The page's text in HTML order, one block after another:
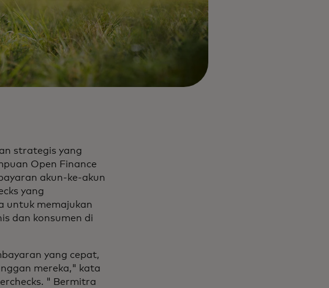
strategis yang
Open Finance
akun-ke-akun
yang
untuk memajukan
dan konsumen di
yang cepat,
mereka," kata
" Bermitra